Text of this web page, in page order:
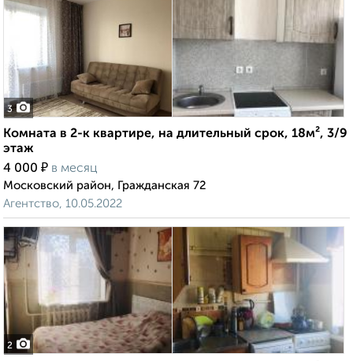
3
Комната в 2-к квартире, на длительный срок, 18м², 3/9
этаж
4 000 ₽ в месяц
Московский район, Гражданская 72
Агентство, 10.05.2022
2